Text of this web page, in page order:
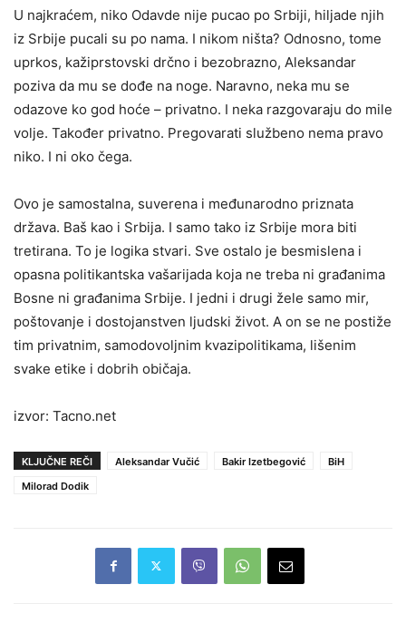
U najkraćem, niko Odavde nije pucao po Srbiji, hiljade njih
iz Srbije pucali su po nama. I nikom ništa? Odnosno, tome
uprkos, kažiprstovski drčno i bezobrazno, Aleksandar
poziva da mu se dođe na noge. Naravno, neka mu se
odazove ko god hoće – privatno. I neka razgovaraju do mile
volje. Također privatno. Pregovarati službeno nema pravo
niko. I ni oko čega.
Ovo je samostalna, suverena i međunarodno priznata
država. Baš kao i Srbija. I samo tako iz Srbije mora biti
tretirana. To je logika stvari. Sve ostalo je besmislena i
opasna politikantska vašarijada koja ne treba ni građanima
Bosne ni građanima Srbije. I jedni i drugi žele samo mir,
poštovanje i dostojanstven ljudski život. A on se ne postiže
tim privatnim, samodovoljnim kvazipolitikama, lišenim
svake etike i dobrih običaja.
izvor: Tacno.net
KLJUČNE REČI Aleksandar Vučić Bakir Izetbegović
BiH
Milorad Dodik